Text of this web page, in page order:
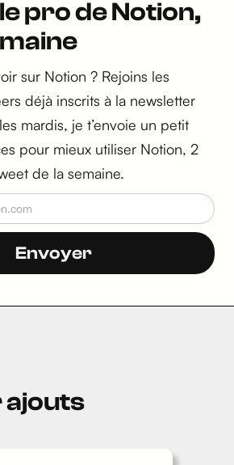
pro de Notion,
sur Notion ? Rejoins les
déjà inscrits à la newsletter
mardis, je t’envoie un petit
pour mieux utiliser Notion, 2
de la semaine.
ajouts